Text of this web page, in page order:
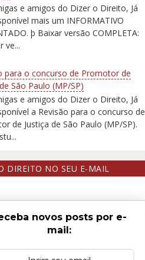
e amigos do Dizer o Direito, Já
mais um INFORMATIVO
þ Baixar versão COMPLETA:
ve...
para o concurso de Promotor de
São Paulo (MP/SP)
e amigos do Dizer o Direito, Já
a Revisão para o concurso de
de Justiça de São Paulo (MP/SP).
DIREITO NO SEU E-MAIL
novos posts por e-
mail: